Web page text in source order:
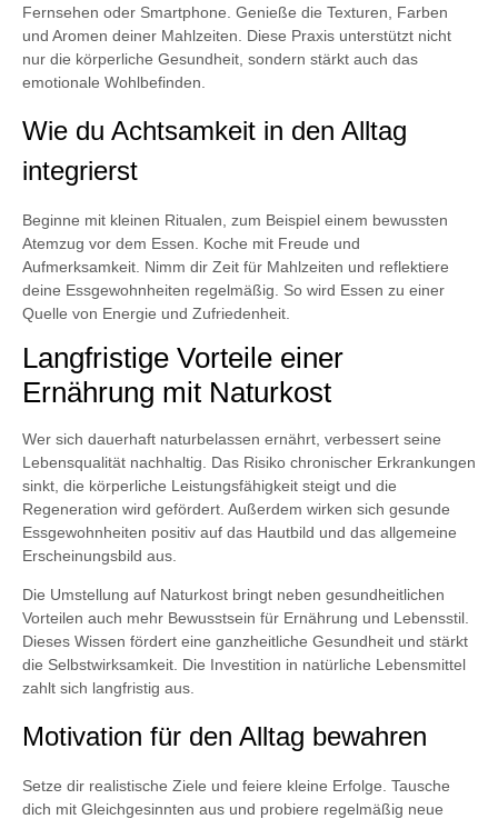
Fernsehen oder Smartphone. Genieße die Texturen, Farben
und Aromen deiner Mahlzeiten. Diese Praxis unterstützt nicht
nur die körperliche Gesundheit, sondern stärkt auch das
emotionale Wohlbefinden.
Wie du Achtsamkeit in den Alltag
integrierst
Beginne mit kleinen Ritualen, zum Beispiel einem bewussten
Atemzug vor dem Essen. Koche mit Freude und
Aufmerksamkeit. Nimm dir Zeit für Mahlzeiten und reflektiere
deine Essgewohnheiten regelmäßig. So wird Essen zu einer
Quelle von Energie und Zufriedenheit.
Langfristige Vorteile einer
Ernährung mit Naturkost
Wer sich dauerhaft naturbelassen ernährt, verbessert seine
Lebensqualität nachhaltig. Das Risiko chronischer Erkrankungen
sinkt, die körperliche Leistungsfähigkeit steigt und die
Regeneration wird gefördert. Außerdem wirken sich gesunde
Essgewohnheiten positiv auf das Hautbild und das allgemeine
Erscheinungsbild aus.
Die Umstellung auf Naturkost bringt neben gesundheitlichen
Vorteilen auch mehr Bewusstsein für Ernährung und Lebensstil.
Dieses Wissen fördert eine ganzheitliche Gesundheit und stärkt
die Selbstwirksamkeit. Die Investition in natürliche Lebensmittel
zahlt sich langfristig aus.
Motivation für den Alltag bewahren
Setze dir realistische Ziele und feiere kleine Erfolge. Tausche
dich mit Gleichgesinnten aus und probiere regelmäßig neue